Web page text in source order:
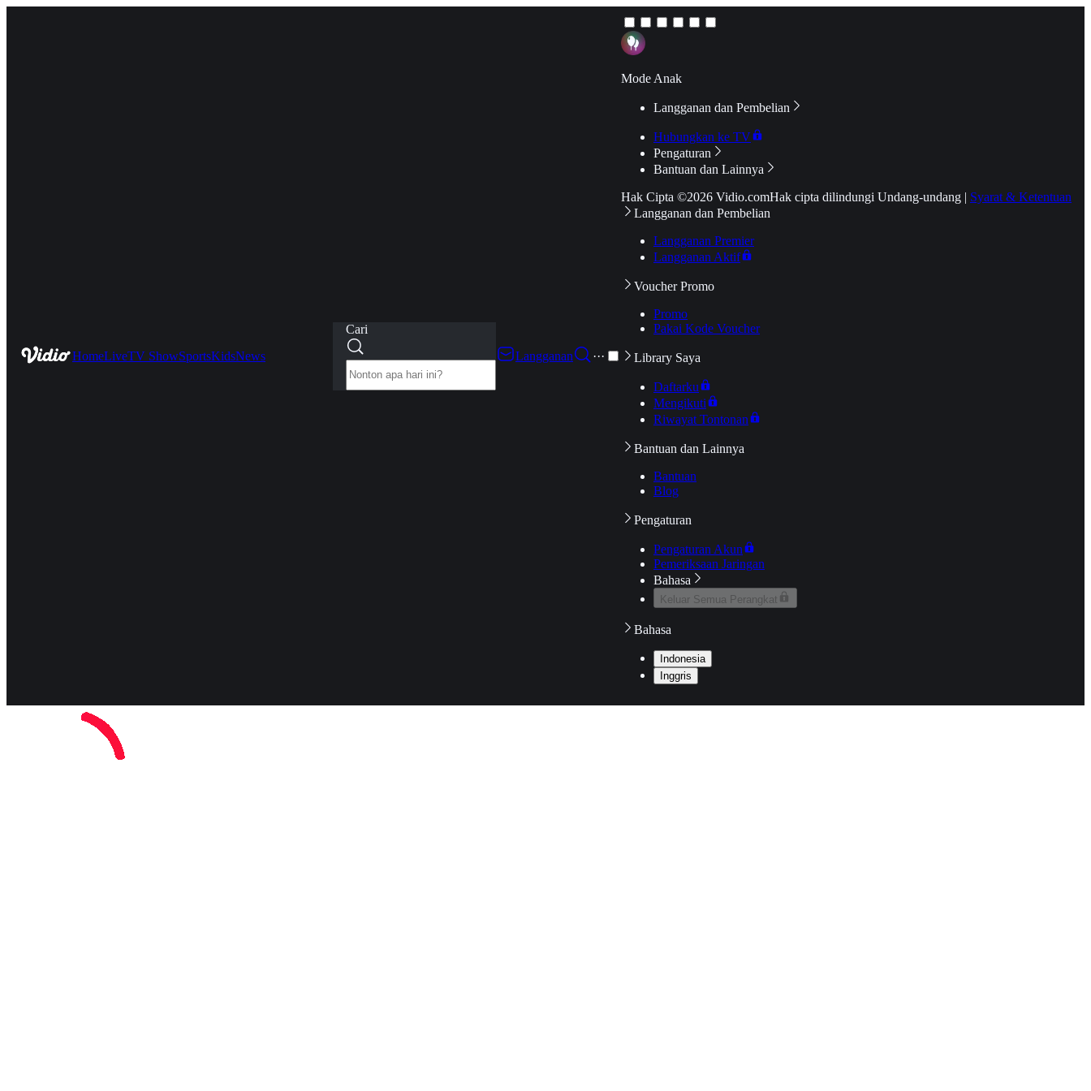
HomeLiveTV ShowSportsKidsNews
Cari
Langganan
···
Mode Anak
Langganan dan Pembelian
Hubungkan ke TV
Pengaturan
Bantuan dan Lainnya
Hak Cipta ©2026 Vidio.comHak cipta dilindungi Undang-undang | Syarat & Ketentuan
Langganan dan Pembelian
Langganan Premier
Langganan Aktif
Voucher Promo
Promo
Pakai Kode Voucher
Library Saya
Daftarku
Mengikuti
Riwayat Tontonan
Bantuan dan Lainnya
Bantuan
Blog
Pengaturan
Pengaturan Akun
Pemeriksaan Jaringan
Bahasa
Keluar Semua Perangkat
Bahasa
Indonesia
Inggris